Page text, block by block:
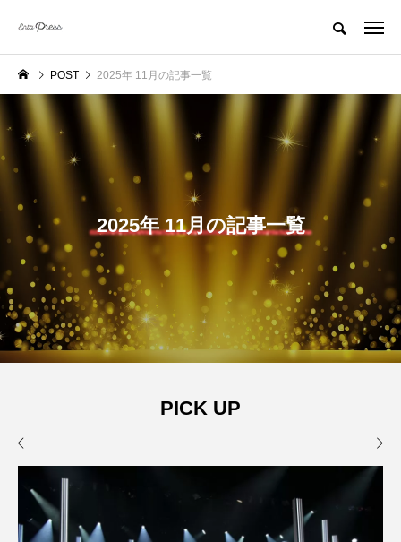
POST 2025年 11月の記事一覧
2025年 11月の記事一覧
PICK UP
 